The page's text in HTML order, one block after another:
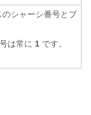
シャーシ番号とブ
は常に 1 です。